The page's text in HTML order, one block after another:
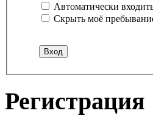
Автоматически
Скрыть моё
Регистрация